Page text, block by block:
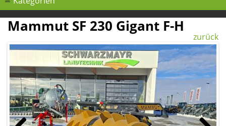
Mammut SF 230 Gigant F-H
zurück